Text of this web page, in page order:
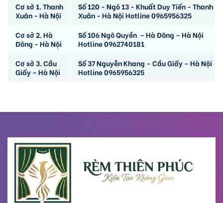
Cơ sở 1. Thanh
Xuân - Hà Nội
Số 120 - Ngõ 13 - Khuất Duy Tiến - Thanh
Xuân - Hà Nội Hotline 0965956325
Cơ sở 2. Hà
Đông - Hà Nội
Số 106 Ngô Quyền – Hà Đông – Hà Nội
Hotline 0962740181
Cơ sở 3. Cầu
Giấy – Hà Nội
Số 37 Nguyễn Khang – Cầu Giấy – Hà Nội
Hotline 0965956325